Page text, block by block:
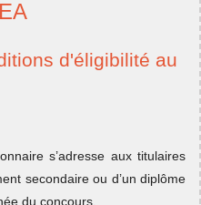
d'éligibilité au
s’adresse aux titulaires
secondaire ou d’un diplôme
du concours.